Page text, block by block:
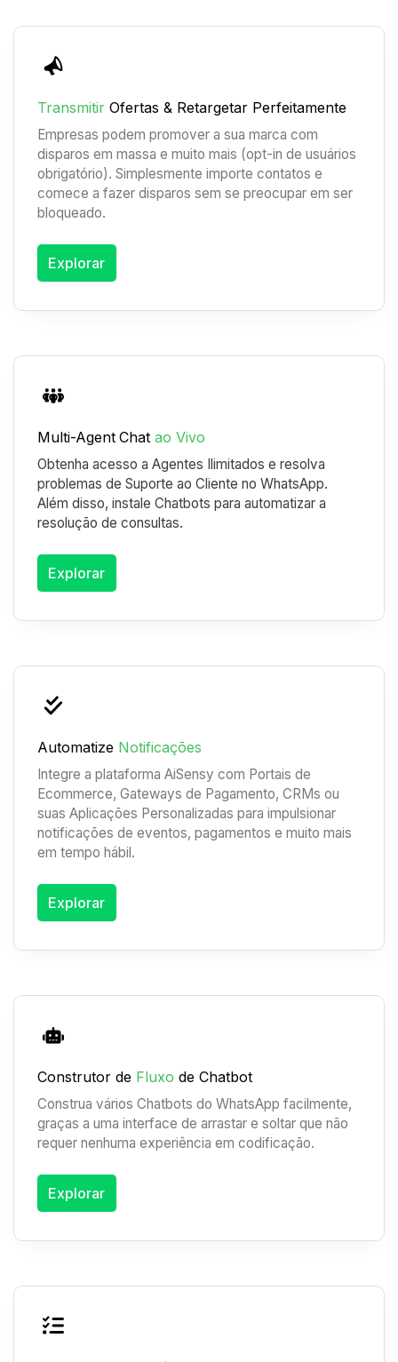
TransmitirOfertas & Retargetar Perfeitamente
Empresas podem promover a sua marca com
disparos em massa e muito mais (opt-in de usuários
obrigatório). Simplesmente importe contatos e
comece a fazer disparos sem se preocupar em ser
bloqueado.
Explorar
Multi-Agent Chat ao Vivo
Obtenha acesso a Agentes Ilimitados e resolva
problemas de Suporte ao Cliente no WhatsApp.
Além disso, instale Chatbots para automatizar a
resolução de consultas.
Explorar
Automatize Notificações
Integre a plataforma AiSensy com Portais de
Ecommerce, Gateways de Pagamento, CRMs ou
suas Aplicações Personalizadas para impulsionar
notificações de eventos, pagamentos e muito mais
em tempo hábil.
Explorar
Construtor de Fluxo de Chatbot
Construa vários Chatbots do WhatsApp facilmente,
graças a uma interface de arrastar e soltar que não
requer nenhuma experiência em codificação.
Explorar